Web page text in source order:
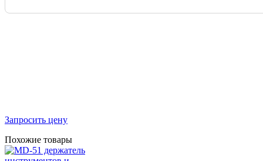
Запросить цену
Похожие товары